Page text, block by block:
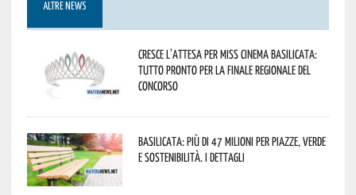
ALTRE NEWS
Cresce l’attesa per Miss Cinema Basilicata:
tutto pronto per la finale regionale del
concorso
Basilicata: più di 47 milioni per piazze, verde
e sostenibilità. I dettagli